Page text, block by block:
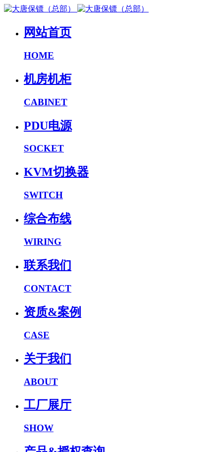
网站首页
HOME
机房机柜
CABINET
PDU电源
SOCKET
KVM切换器
SWITCH
综合布线
WIRING
联系我们
CONTACT
资质&案例
CASE
关于我们
ABOUT
工厂展厅
SHOW